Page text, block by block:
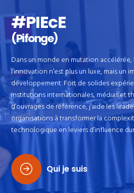
#PIEcE
(Pifonge)
Dans un monde en mutation
l’innovation n’est plus un luxe, mais
développement. Fort de solides
institutions internationales, médias et
d’ouvrages de référence, j’aide les
organisations à transformer la
technologique en leviers d’influence
Qui je suis